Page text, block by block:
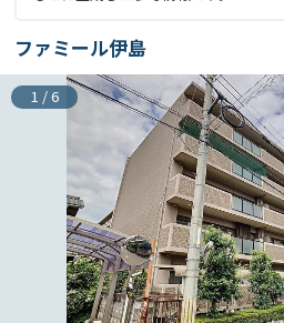
ファミール伊島
1 /6